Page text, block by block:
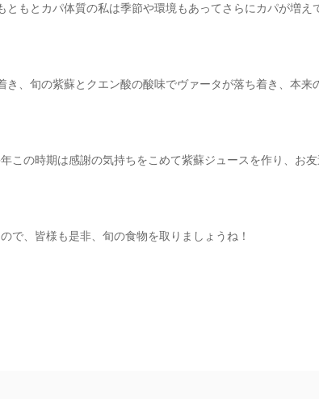
もとカパ体質の私は季節や環境もあってさらにカパが増え
、旬の紫蘇とクエン酸の酸味でヴァータが落ち着き、本来
この時期は感謝の気持ちをこめて紫蘇ジュースを作り、お友
で、皆様も是非、旬の食物を取りましょうね！